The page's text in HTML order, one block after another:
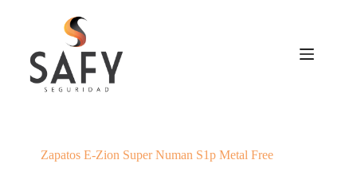
Zapatos E-Zion Super Numan S1p Metal Free